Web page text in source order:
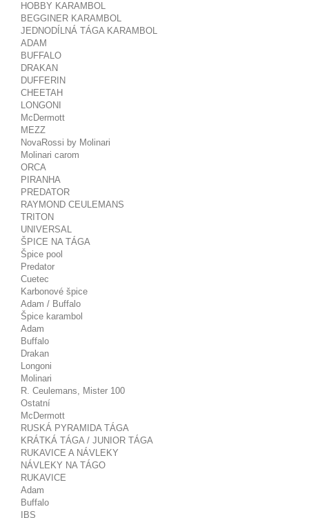
HOBBY KARAMBOL
BEGGINER KARAMBOL
JEDNODÍLNÁ TÁGA KARAMBOL
ADAM
BUFFALO
DRAKAN
DUFFERIN
CHEETAH
LONGONI
McDermott
MEZZ
NovaRossi by Molinari
Molinari carom
ORCA
PIRANHA
PREDATOR
RAYMOND CEULEMANS
TRITON
UNIVERSAL
ŠPICE NA TÁGA
Špice pool
Predator
Cuetec
Karbonové špice
Adam / Buffalo
Špice karambol
Adam
Buffalo
Drakan
Longoni
Molinari
R. Ceulemans, Mister 100
Ostatní
McDermott
RUSKÁ PYRAMIDA TÁGA
KRÁTKÁ TÁGA / JUNIOR TÁGA
RUKAVICE A NÁVLEKY
NÁVLEKY NA TÁGO
RUKAVICE
Adam
Buffalo
IBS